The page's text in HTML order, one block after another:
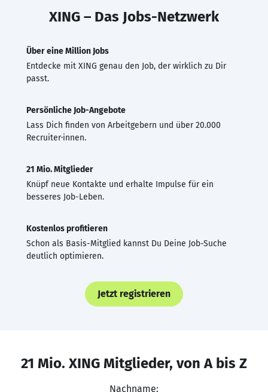
XING – Das Jobs-Netzwerk
Über eine Million Jobs
Entdecke mit XING genau den Job, der wirklich zu Dir
passt.
Persönliche Job-Angebote
Lass Dich finden von Arbeitgebern und über 20.000
Recruiter·innen.
21 Mio. Mitglieder
Knüpf neue Kontakte und erhalte Impulse für ein
besseres Job-Leben.
Kostenlos profitieren
Schon als Basis-Mitglied kannst Du Deine Job-Suche
deutlich optimieren.
Jetzt registrieren
21 Mio. XING Mitglieder, von A bis Z
Nachname: